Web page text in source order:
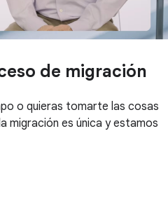
de migración
o quieras tomarte las cosas
migración es única y estamos